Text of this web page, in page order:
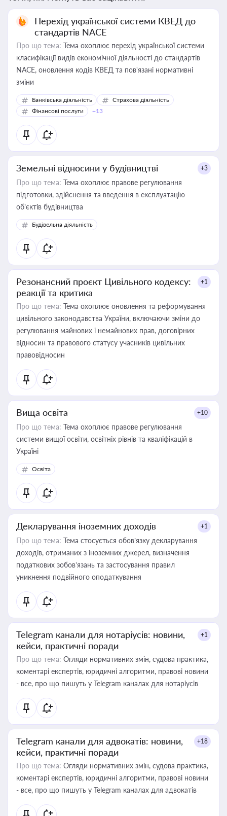
Перехід української системи КВЕД до
стандартів NACE
Про що тема: Тема охоплює перехід української системи
класифікації видів економічної діяльності до стандартів
NACE, оновлення кодів КВЕД та пов'язані нормативні
зміни
Банківська діяльність
Страхова діяльність
Фінансові послуги
+13
Земельні відносини у будівництві +3
Про що тема: Тема охоплює правове регулювання
підготовки, здійснення та введення в експлуатацію
об’єктів будівництва
Будівельна діяльність
Резонансний проєкт Цивільного кодексу:
реакції та критика
+1
Про що тема: Тема охоплює оновлення та реформування
цивільного законодавства України, включаючи зміни до
регулювання майнових і немайнових прав, договірних
відносин та правового статусу учасників цивільних
правовідносин
Вища освіта +10
Про що тема: Тема охоплює правове регулювання
системи вищої освіти, освітніх рівнів та кваліфікацій в
Україні
Освіта
Декларування іноземних доходів +1
Про що тема: Тема стосується обов’язку декларування
доходів, отриманих з іноземних джерел, визначення
податкових зобов’язань та застосування правил
уникнення подвійного оподаткування
Telegram канали для нотаріусів: новини,
кейси, практичні поради
+1
Про що тема: Огляди нормативних змін, судова практика,
коментарі експертів, юридичні алгоритми, правові новини
- все, про що пишуть у Telegram каналах для нотаріусів
Telegram канали для адвокатів: новини,
кейси, практичні поради
+18
Про що тема: Огляди нормативних змін, судова практика,
коментарі експертів, юридичні алгоритми, правові новини
- все, про що пишуть у Telegram каналах для адвокатів